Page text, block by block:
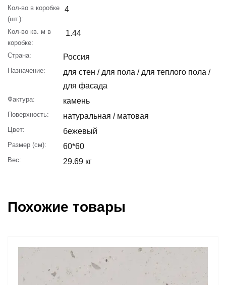
Кол-во в коробке
(шт.):
4
Кол-во кв. м в
коробке:
1.44
Страна: Россия
Назначение:
для стен / для пола / для теплого пола /
для фасада
Фактура: камень
Поверхность: натуральная / матовая
Цвет: бежевый
Размер (см): 60*60
Вес: 29.69 кг
Похожие товары